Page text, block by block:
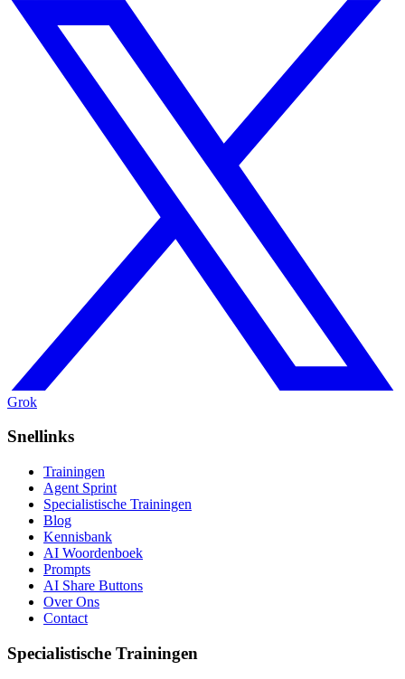
Grok
Snellinks
Trainingen
Agent Sprint
Specialistische Trainingen
Blog
Kennisbank
AI Woordenboek
Prompts
AI Share Buttons
Over Ons
Contact
Specialistische Trainingen